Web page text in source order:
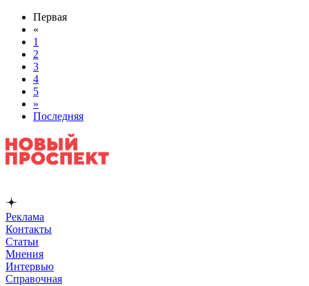
Первая
«
1
2
3
4
5
»
Последняя
Реклама
Контакты
Статьи
Мнения
Интервью
Справочная